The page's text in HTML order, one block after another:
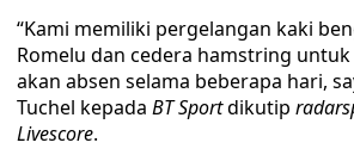
“Kami memiliki pergelangan kaki
Romelu dan cedera hamstring untuk
akan absen selama beberapa hari,
Tuchel kepada BT Sportdikutip
Livescore.